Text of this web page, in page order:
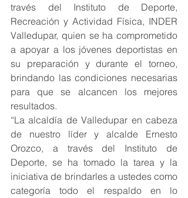
través del Instituto de Deporte,
Recreación y Actividad Física, INDER
Valledupar, quien se ha comprometido
a apoyar a los jóvenes deportistas en
su preparación y durante el torneo,
brindando las condiciones necesarias
para que se alcancen los mejores
resultados.
“La alcaldía de Valledupar en cabeza
de nuestro líder y alcalde Ernesto
Orozco, a través del Instituto de
Deporte, se ha tomado la tarea y la
iniciativa de brindarles a ustedes como
categoría todo el respaldo en lo